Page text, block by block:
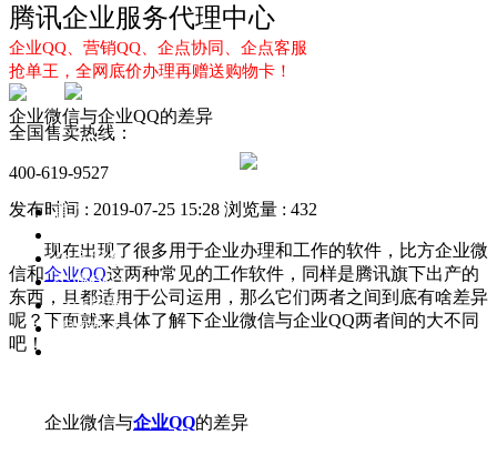
腾讯企业服务代理中心
企业QQ、营销QQ、企点协同、企点客服
抢单王，全网底价办理再赠送购物卡！
全国售卖热线：
400-619-9527
首页
企点服务
企业QQ2.0
企点协同
新闻动态
企业微信与企业QQ的差异
发布时间 : 2019-07-25 15:28 浏览量 : 432
现在出现了很多用于企业办理和工作的软件，比方企业微
信和企业QQ这两种常见的工作软件，同样是腾讯旗下出产的
东西，且都适用于公司运用，那么它们两者之间到底有啥差异
呢？下面就来具体了解下企业微信与企业QQ两者间的大不同
吧！
企业微信与企业QQ的差异